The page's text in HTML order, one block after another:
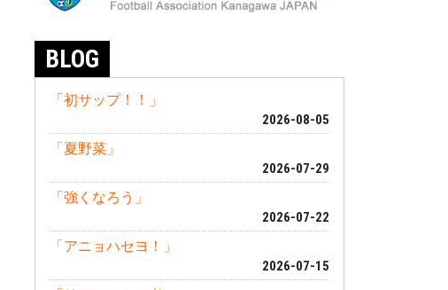
BLOG
「初サップ！！」
2026-08-05
「夏野菜」
2026-07-29
「強くなろう」
2026-07-22
「アニョハセヨ！」
2026-07-15